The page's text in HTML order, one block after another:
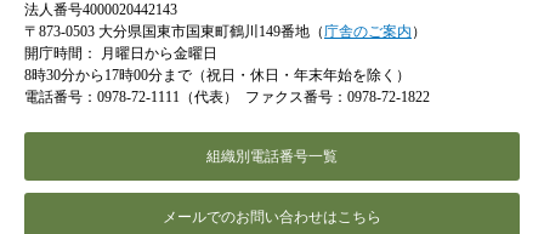
法人番号4000020442143
〒873-0503 大分県国東市国東町鶴川149番地（庁舎のご案内 ）
開庁時間：
月曜日から金曜日
8時30分から17時00分まで（祝日・休日・年末年始を除く）
電話番号：0978-72-1111（代表）
ファクス番号：0978-72-1822
組織別電話番号一覧
メールでのお問い合わせはこちら